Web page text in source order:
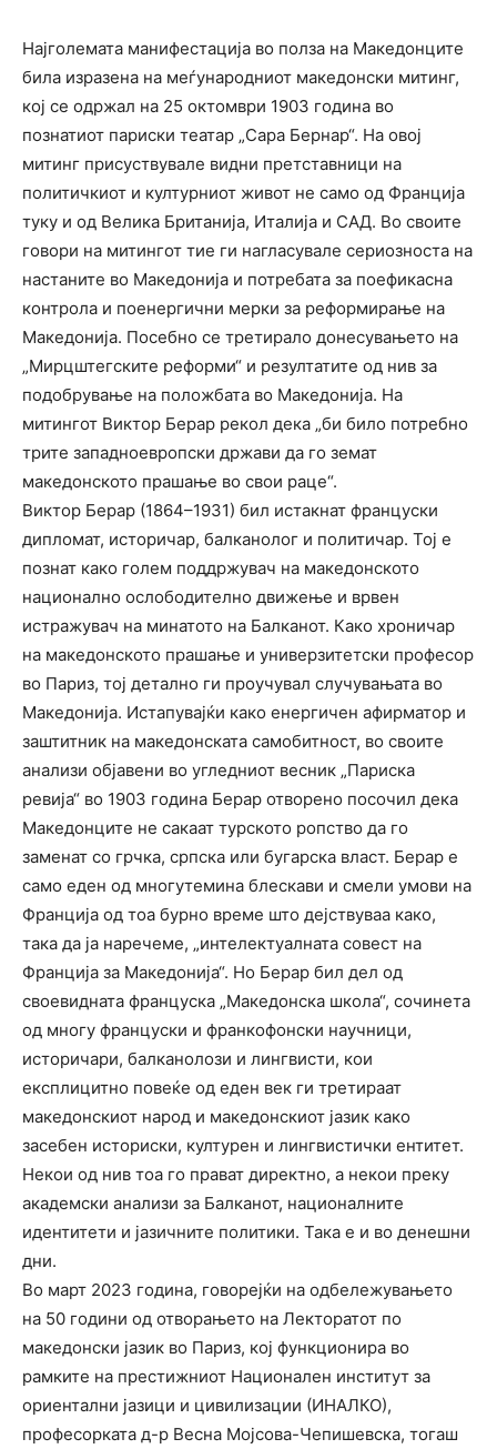
Најголемата манифестација во полза на Македонците
била изразена на меѓународниот македонски митинг,
кој се одржал на 25 октомври 1903 година во
познатиот париски театар „Сара Бернар“. На овој
митинг присуствувале видни претставници на
политичкиот и културниот живот не само од Франција
туку и од Велика Британија, Италија и САД. Во своите
говори на митингот тие ги нагласувале сериозноста на
настаните во Македонија и потребата за поефикасна
контрола и поенергични мерки за реформирање на
Македонија. Посебно се третирало донесувањето на
„Мирцштегските реформи“ и резултатите од нив за
подобрување на положбата во Македонија. На
митингот Виктор Берар рекол дека „би било потребно
трите западноевропски држави да го земат
македонското прашање во свои раце“.
Виктор Берар (1864–1931) бил истакнат француски
дипломат, историчар, балканолог и политичар. Тој е
познат како голем поддржувач на македонското
национално ослободително движење и врвен
истражувач на минатото на Балканот. Како хроничар
на македонското прашање и универзитетски професор
во Париз, тој детално ги проучувал случувањата во
Македонија. Истапувајќи како енергичен афирматор и
заштитник на македонската самобитност, во своите
анализи објавени во угледниот весник „Париска
ревија“ во 1903 година Берар отворено посочил дека
Македонците не сакаат турското ропство да го
заменат со грчка, српска или бугарска власт. Берар е
само еден од многутемина блескави и смели умови на
Франција од тоа бурно време што дејствуваа како,
така да ја наречеме, „интелектуалната совест на
Франција за Македонија“. Но Берар бил дел од
своевидната француска „Македонска школа“, сочинета
од многу француски и франкофонски научници,
историчари, балканолози и лингвисти, кои
експлицитно повеќе од еден век ги третираат
македонскиот народ и македонскиот јазик како
засебен историски, културен и лингвистички ентитет.
Некои од нив тоа го прават директно, а некои преку
академски анализи за Балканот, националните
идентитети и јазичните политики. Така е и во денешни
дни.
Во март 2023 година, говорејќи на одбележувањето
на 50 години од отворањето на Лекторатот по
македонски јазик во Париз, кој функционира во
рамките на престижниот Национален институт за
ориентални јазици и цивилизации (ИНАЛКО),
професорката д-р Весна Мојсова-Чепишевска, тогаш